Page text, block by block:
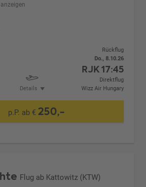
Details
Rückflug
Do., 8.10.26
RJK17:45
Direktflug
Wizz Air Hungary
p.P. ab € 250,-
Flug ab Kattowitz (KTW)